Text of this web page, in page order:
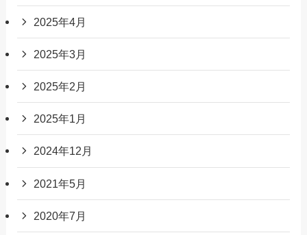
2025年4月
2025年3月
2025年2月
2025年1月
2024年12月
2021年5月
2020年7月